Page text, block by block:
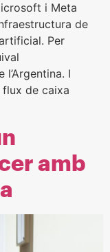
i Meta
de
Per
I
de caixa
amb